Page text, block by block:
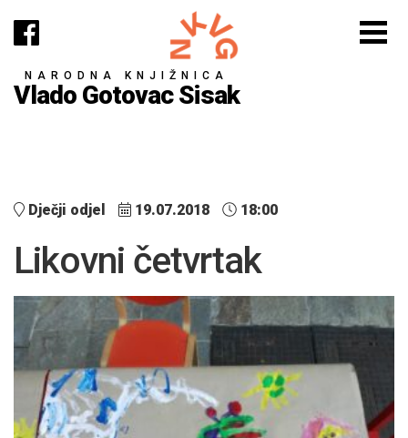
NARODNA KNJIŽNICA
Vlado Gotovac Sisak
Dječji odjel 19.07.2018 18:00
Likovni četvrtak